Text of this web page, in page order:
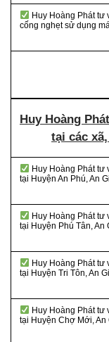
Huy Hoàng Phát tư
cống nghẹt sử dụng
Huy Hoàng
tại các
Huy Hoàng Phát tư
tại Huyện An Phú, An
Huy Hoàng Phát tư
tại Huyện Phú Tân, An
Huy Hoàng Phát tư
tại Huyện Tri Tôn, An
Huy Hoàng Phát tư
tại Huyện Chợ Mới, An